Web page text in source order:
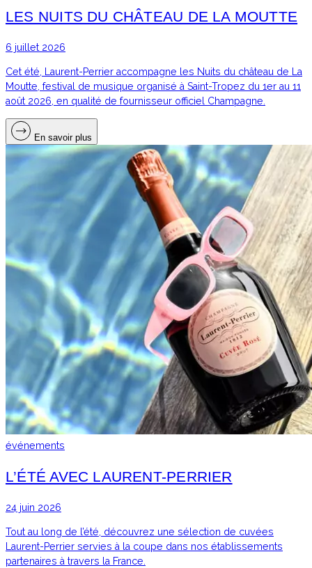
LES NUITS DU CHÂTEAU DE LA MOUTTE
6 juillet 2026
Cet été, Laurent-Perrier accompagne les Nuits du château de La
Moutte, festival de musique organisé à Saint-Tropez du 1er au 11
août 2026, en qualité de fournisseur officiel Champagne.
En savoir plus
événements
L’ÉTÉ AVEC LAURENT-PERRIER
24 juin 2026
Tout au long de l’été, découvrez une sélection de cuvées
Laurent-Perrier servies à la coupe dans nos établissements
partenaires à travers la France.